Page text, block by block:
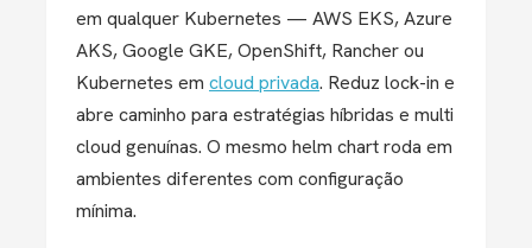
em qualquer Kubernetes — AWS EKS, Azure
AKS, Google GKE, OpenShift, Rancher ou
Kubernetes em cloud privada. Reduz lock-in e
abre caminho para estratégias híbridas e multi
cloud genuínas. O mesmo helm chart roda em
ambientes diferentes com configuração
mínima.